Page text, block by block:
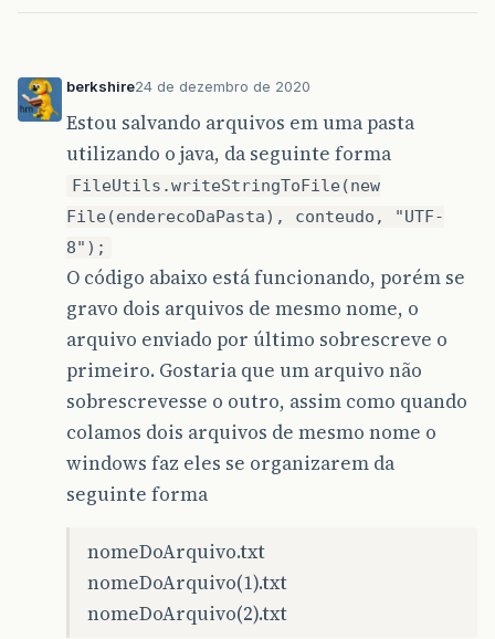
berkshire24 de dezembro de 2020
Estou salvando arquivos em uma pasta
utilizando o java, da seguinte forma
FileUtils.writeStringToFile(new
File(enderecoDaPasta), conteudo, "UTF-
8");
O código abaixo está funcionando, porém se
gravo dois arquivos de mesmo nome, o
arquivo enviado por último sobrescreve o
primeiro. Gostaria que um arquivo não
sobrescrevesse o outro, assim como quando
colamos dois arquivos de mesmo nome o
windows faz eles se organizarem da
seguinte forma
nomeDoArquivo.txt
nomeDoArquivo(1).txt
nomeDoArquivo(2).txt